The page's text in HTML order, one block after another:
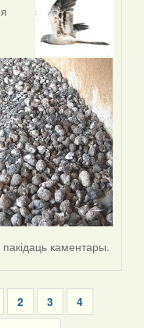
пакідаць каментары.
Page
2 Page
3 Page
4